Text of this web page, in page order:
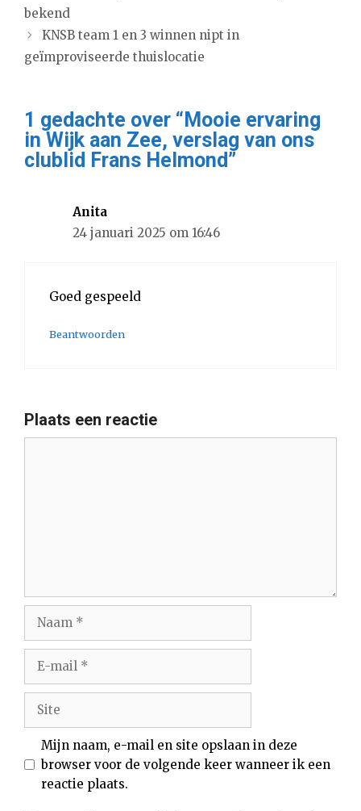
bekend
KNSB team 1 en 3 winnen nipt in
geïmproviseerde thuislocatie
1 gedachte over “Mooie ervaring
in Wijk aan Zee, verslag van ons
clublid Frans Helmond”
Anita
24 januari 2025 om 16:46
Goed gespeeld
Beantwoorden
Plaats een reactie
Site
Mijn naam, e-mail en site opslaan in deze
browser voor de volgende keer wanneer ik een
reactie plaats.